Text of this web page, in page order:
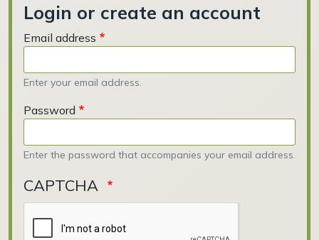
Login or create an account
Email address
Enter your email address.
Password
Enter the password that accompanies your email address.
CAPTCHA